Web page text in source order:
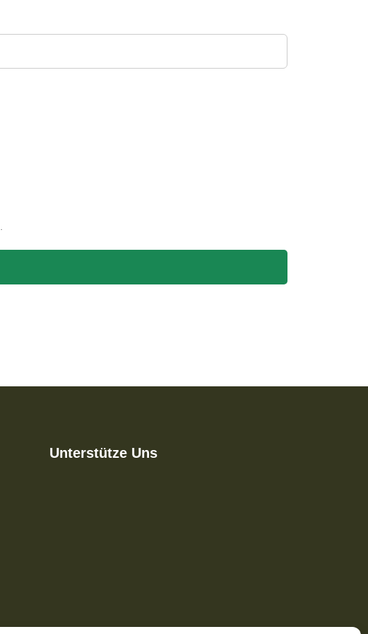
Unterstütze Uns